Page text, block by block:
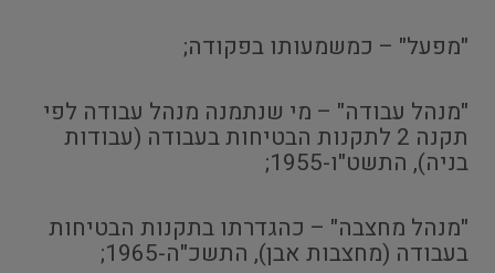
"מפעל" – כמשמעותו בפקודה;
"מנהל עבודה" – מי שנתמנה מנהל עבודה לפי
תקנה 2 לתקנות הבטיחות בעבודה (עבודות
בניה), התשט"ו-1955;
"מנהל מחצבה" – כהגדרתו בתקנות הבטיחות
בעבודה (מחצבות אבן), התשכ"ה-1965;